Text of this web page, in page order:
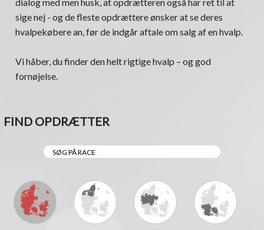
sige nej - og de fleste opdrættere ønsker at se deres
hvalpekøbere an, før de indgår aftale om salg af en hvalp.
Vi håber, du finder den helt rigtige hvalp – og god
fornøjelse.
FIND OPDRÆTTER